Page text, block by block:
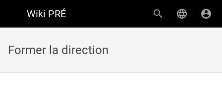
Wiki PRÉ
Former la direction